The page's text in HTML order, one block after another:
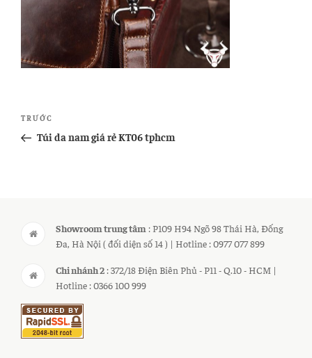
Điều
hướng
Bài
cũ
TRƯỚC
Túi da nam giá rẻ KT06 tphcm
Showroom trung tâm : P109 H94 Ngõ 98 Thái Hà, Đống
Đa, Hà Nội ( đối diện số 14 ) | Hotline : 0977 077 899
Chi nhánh 2 : 372/18 Điện Biên Phủ - P11 - Q.10 - HCM |
Hotline : 0366 100 999